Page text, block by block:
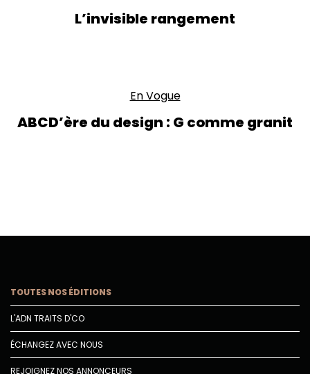
L’invisible rangement
En Vogue
ABCD’ère du design : G comme granit
TOUTES NOS ÉDITIONS
L'ADN TRAITS D'CO
ÉCHANGEZ AVEC NOUS
REJOIGNEZ NOS ANNONCEURS